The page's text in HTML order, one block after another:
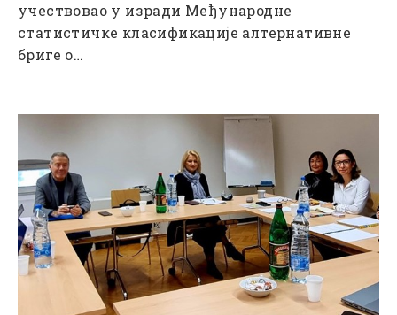
учествовао у изради Међународне
статистичке класификације алтернативне
бриге о…